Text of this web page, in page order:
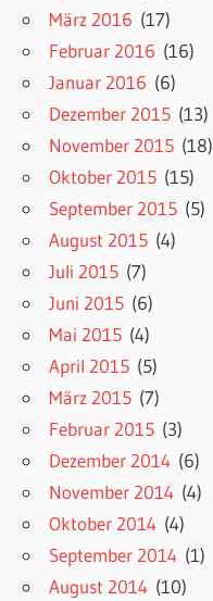
März 2016 (17)
Februar 2016 (16)
Januar 2016 (6)
Dezember 2015 (13)
November 2015 (18)
Oktober 2015 (15)
September 2015 (5)
August 2015 (4)
Juli 2015 (7)
Juni 2015 (6)
Mai 2015 (4)
April 2015 (5)
März 2015 (7)
Februar 2015 (3)
Dezember 2014 (6)
November 2014 (4)
Oktober 2014 (4)
September 2014 (1)
August 2014 (10)